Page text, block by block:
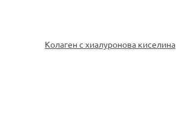
Колаген с хиалуронова киселина